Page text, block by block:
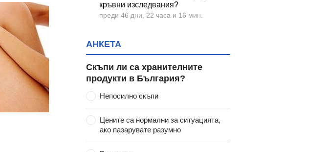
кръвни изследвания?
преди 46 дни, 22 часа и 16 мин.
АНКЕТА
Скъпи ли са хранителните
продукти в България?
Непосилно скъпи
Цените са нормални за ситуацията,
ако пазарувате разумно